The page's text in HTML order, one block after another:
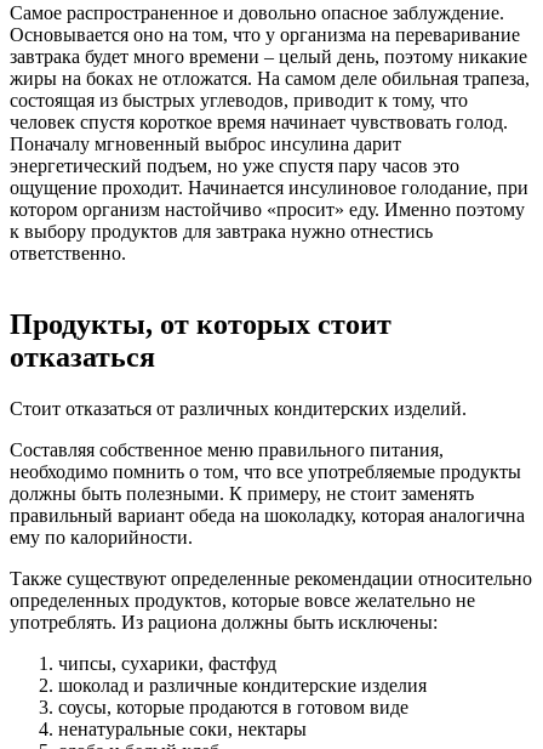
Самое распространенное и довольно опасное заблуждение.
Основывается оно на том, что у организма на переваривание
завтрака будет много времени – целый день, поэтому никакие
жиры на боках не отложатся. На самом деле обильная трапеза,
состоящая из быстрых углеводов, приводит к тому, что
человек спустя короткое время начинает чувствовать голод.
Поначалу мгновенный выброс инсулина дарит
энергетический подъем, но уже спустя пару часов это
ощущение проходит. Начинается инсулиновое голодание, при
котором организм настойчиво «просит» еду. Именно поэтому
к выбору продуктов для завтрака нужно отнестись
ответственно.
Продукты, от которых стоит
отказаться
Стоит отказаться от различных кондитерских изделий.
Составляя собственное меню правильного питания,
необходимо помнить о том, что все употребляемые продукты
должны быть полезными. К примеру, не стоит заменять
правильный вариант обеда на шоколадку, которая аналогична
ему по калорийности.
Также существуют определенные рекомендации относительно
определенных продуктов, которые вовсе желательно не
употреблять. Из рациона должны быть исключены:
чипсы, сухарики, фастфуд
шоколад и различные кондитерские изделия
соусы, которые продаются в готовом виде
ненатуральные соки, нектары